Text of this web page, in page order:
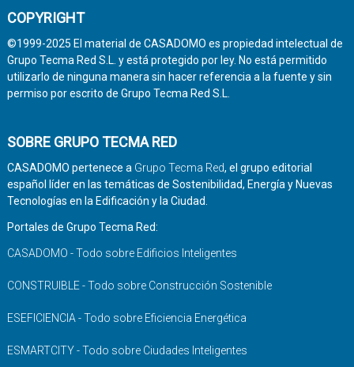
COPYRIGHT
©1999-2025 El material de CASADOMO es propiedad intelectual de
Grupo Tecma Red S.L. y está protegido por ley. No está permitido
utilizarlo de ninguna manera sin hacer referencia a la fuente y sin
permiso por escrito de Grupo Tecma Red S.L.
SOBRE GRUPO TECMA RED
CASADOMO pertenece a Grupo Tecma Red, el grupo editorial
español líder en las temáticas de Sostenibilidad, Energía y Nuevas
Tecnologías en la Edificación y la Ciudad.
Portales de Grupo Tecma Red:
CASADOMO - Todo sobre Edificios Inteligentes
CONSTRUIBLE - Todo sobre Construcción Sostenible
ESEFICIENCIA - Todo sobre Eficiencia Energética
ESMARTCITY - Todo sobre Ciudades Inteligentes